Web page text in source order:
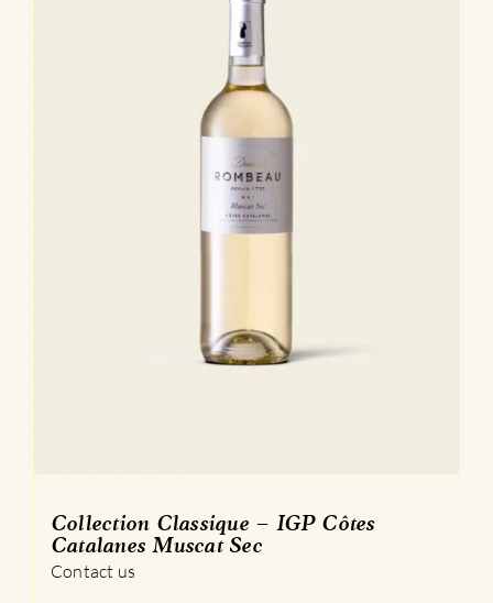
Collection Classique – IGP Côtes
Catalanes Muscat Sec
Contact us